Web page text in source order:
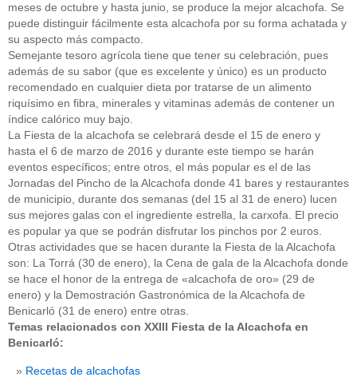
meses de octubre y hasta junio, se produce la mejor alcachofa. Se
puede distinguir fácilmente esta alcachofa por su forma achatada y
su aspecto más compacto.
Semejante tesoro agrícola tiene que tener su celebración, pues
además de su sabor (que es excelente y único) es un producto
recomendado en cualquier dieta por tratarse de un alimento
riquísimo en fibra, minerales y vitaminas además de contener un
índice calórico muy bajo.
La Fiesta de la alcachofa se celebrará desde el 15 de enero y
hasta el 6 de marzo de 2016 y durante este tiempo se harán
eventos específicos; entre otros, el más popular es el de las
Jornadas del Pincho de la Alcachofa donde 41 bares y restaurantes
de municipio, durante dos semanas (del 15 al 31 de enero) lucen
sus mejores galas con el ingrediente estrella, la carxofa. El precio
es popular ya que se podrán disfrutar los pinchos por 2 euros.
Otras actividades que se hacen durante la Fiesta de la Alcachofa
son: La Torrá (30 de enero), la Cena de gala de la Alcachofa donde
se hace el honor de la entrega de «alcachofa de oro» (29 de
enero) y la Demostración Gastronómica de la Alcachofa de
Benicarló (31 de enero) entre otras.
Temas relacionados con XXIII Fiesta de la Alcachofa en
Benicarló:
Recetas de alcachofas